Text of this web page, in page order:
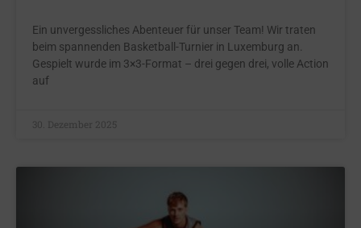
Ein unvergessliches Abenteuer für unser Team! Wir traten
beim spannenden Basketball-Turnier in Luxemburg an.
Gespielt wurde im 3×3-Format – drei gegen drei, volle Action
auf
30. Dezember 2025